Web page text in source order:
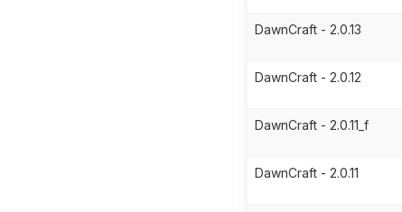
DawnCraft - 2.0.13
DawnCraft - 2.0.12
DawnCraft - 2.0.11_f
DawnCraft - 2.0.11